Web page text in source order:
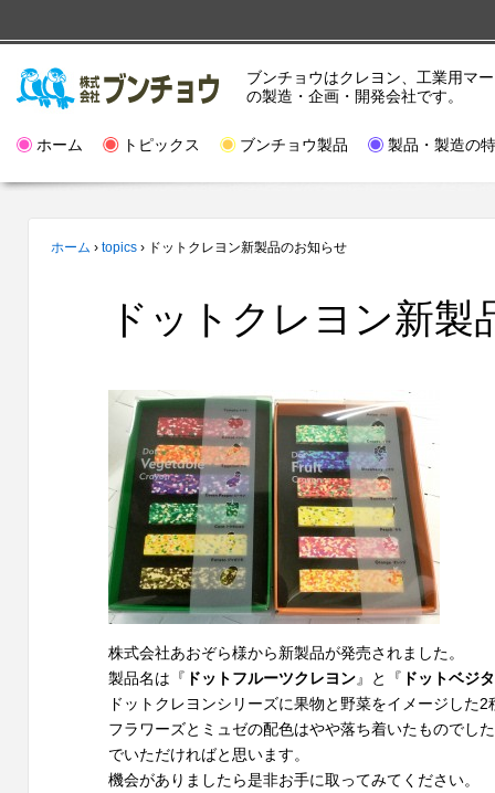
ブンチョウはクレヨン、工業用マ
の製造・企画・開発会社です。
ホーム トピックス ブンチョウ製品 製品・製造の
ホーム › topics › ドットクレヨン新製品のお知らせ
ドットクレヨン新製
株式会社あおぞら様から新製品が発売されました。
製品名は『 ドットフルーツクレヨン』と『 ドットベジ
ドットクレヨンシリーズに果物と野菜をイメージした
フラワーズとミュゼの配色はやや落ち着いたものでし
でいただければと思います。
機会がありましたら是非お手に取ってみてください。